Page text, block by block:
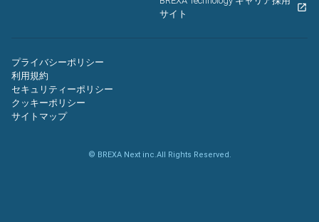
サイト
プライバシーポリシー
利用規約
セキュリティーポリシー
クッキーポリシー
サイトマップ
© BREXA Next inc.All Rights Reserved.